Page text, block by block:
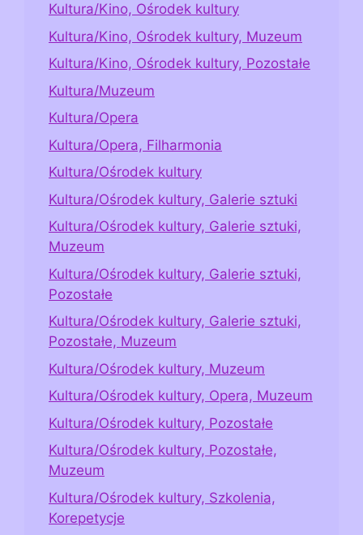
Kultura/Kino, Ośrodek kultury
Kultura/Kino, Ośrodek kultury, Muzeum
Kultura/Kino, Ośrodek kultury, Pozostałe
Kultura/Muzeum
Kultura/Opera
Kultura/Opera, Filharmonia
Kultura/Ośrodek kultury
Kultura/Ośrodek kultury, Galerie sztuki
Kultura/Ośrodek kultury, Galerie sztuki,
Muzeum
Kultura/Ośrodek kultury, Galerie sztuki,
Pozostałe
Kultura/Ośrodek kultury, Galerie sztuki,
Pozostałe, Muzeum
Kultura/Ośrodek kultury, Muzeum
Kultura/Ośrodek kultury, Opera, Muzeum
Kultura/Ośrodek kultury, Pozostałe
Kultura/Ośrodek kultury, Pozostałe,
Muzeum
Kultura/Ośrodek kultury, Szkolenia,
Korepetycje